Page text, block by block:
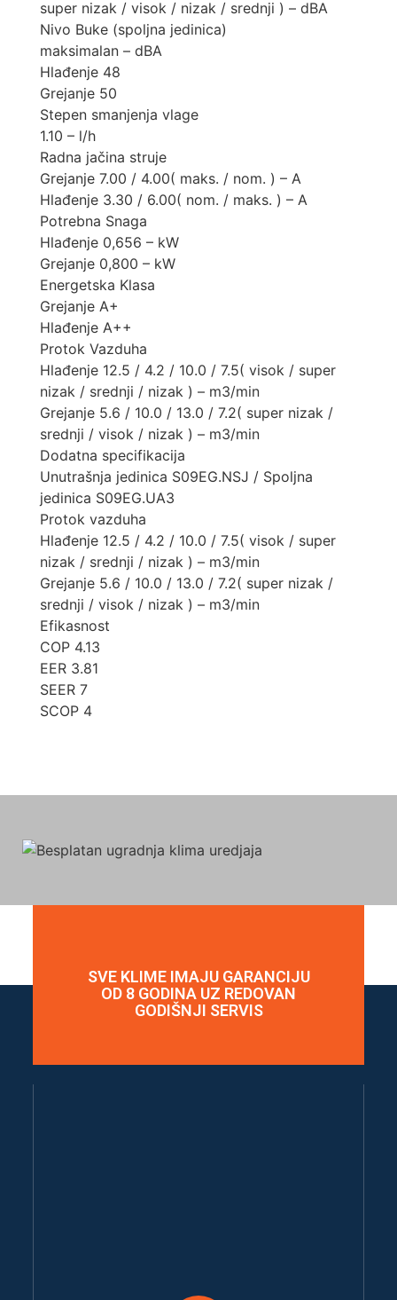
super nizak / visok / nizak / srednji ) – dBA
Nivo Buke (spoljna jedinica)
maksimalan – dBA
Hlađenje 48
Grejanje 50
Stepen smanjenja vlage
1.10 – l/h
Radna jačina struje
Grejanje 7.00 / 4.00( maks. / nom. ) – A
Hlađenje 3.30 / 6.00( nom. / maks. ) – A
Potrebna Snaga
Hlađenje 0,656 – kW
Grejanje 0,800 – kW
Energetska Klasa
Grejanje A+
Hlađenje A++
Protok Vazduha
Hlađenje 12.5 / 4.2 / 10.0 / 7.5( visok / super
nizak / srednji / nizak ) – m3/min
Grejanje 5.6 / 10.0 / 13.0 / 7.2( super nizak /
srednji / visok / nizak ) – m3/min
Dodatna specifikacija
Unutrašnja jedinica S09EG.NSJ / Spoljna
jedinica S09EG.UA3
Protok vazduha
Hlađenje 12.5 / 4.2 / 10.0 / 7.5( visok / super
nizak / srednji / nizak ) – m3/min
Grejanje 5.6 / 10.0 / 13.0 / 7.2( super nizak /
srednji / visok / nizak ) – m3/min
Efikasnost
COP 4.13
EER 3.81
SEER 7
SCOP 4
SVE KLIME IMAJU GARANCIJU
OD 8 GODINA UZ REDOVAN
GODIŠNJI SERVIS